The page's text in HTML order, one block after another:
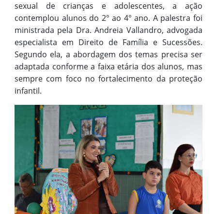
sexual de crianças e adolescentes, a ação
contemplou alunos do 2° ao 4° ano. A palestra foi
ministrada pela Dra. Andreia Vallandro, advogada
especialista em Direito de Família e Sucessões.
Segundo ela, a abordagem dos temas precisa ser
adaptada conforme a faixa etária dos alunos, mas
sempre com foco no fortalecimento da proteção
infantil.